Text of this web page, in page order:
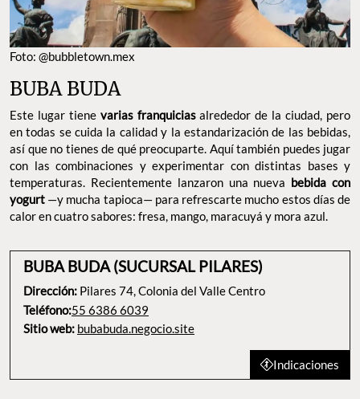
Foto: @bubbletown.mex
BUBA BUDA
Este lugar tiene varias franquiciasalrededor de la ciudad, pero
en todas se cuida la calidad y la estandarización de las bebidas,
así que no tienes de qué preocuparte. Aquí también puedes jugar
con las combinaciones y experimentar con distintas bases y
temperaturas. Recientemente lanzaron una nueva bebida con
yogurt —y mucha tapioca— para refrescarte mucho estos días de
calor en cuatro sabores: fresa, mango, maracuyá y mora azul.
BUBA BUDA (SUCURSAL PILARES)
Dirección: Pilares 74, Colonia del Valle Centro
Teléfono:55 6386 6039
Sitio web: bubabuda.negocio.site
Indicaciones